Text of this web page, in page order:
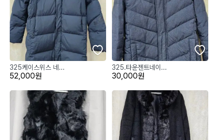
325케이스위스 네...
52,000원
325.타운젠트네이...
30,000원